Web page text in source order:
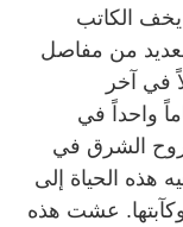
الكاتب
من مفاصل
في آخر
واحداً في
روح الشرق في
هذه الحياة إلى
عشت هذه